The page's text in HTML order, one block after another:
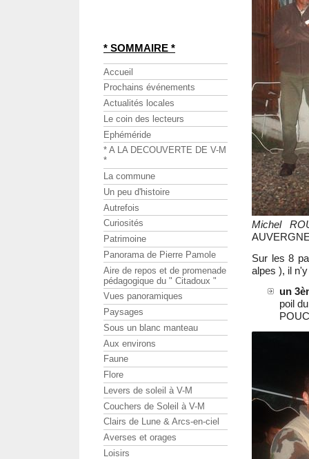
Michel
Sur les 8
alpes ), il
un
poil
* SOMMAIRE *
Accueil
Prochains événements
Actualités locales
Le coin des lecteurs
Ephéméride
* A LA DECOUVERTE DE V-M
*
La commune
Un peu d'histoire
Autrefois
Curiosités
Patrimoine
Panorama de Pierre Pamole
Aire de repos et de promenade
pédagogique du " Citadoux "
Vues panoramiques
Paysages
Sous un blanc manteau
Aux environs
Faune
Flore
Levers de soleil à V-M
Couchers de Soleil à V-M
Clairs de Lune & Arcs-en-ciel
Averses et orages
Loisirs